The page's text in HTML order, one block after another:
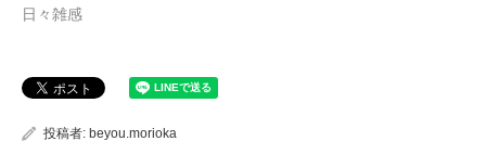
日々雑感
投稿者: beyou.morioka